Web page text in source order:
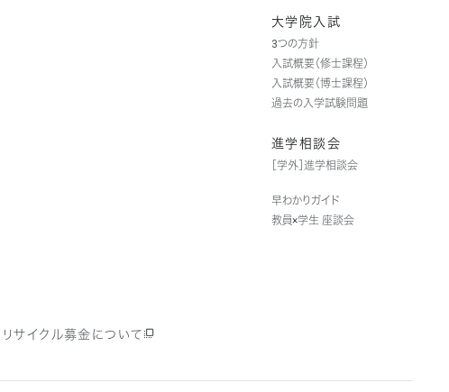
大学院入試
3つの方針
入試概要（修士課程）
入試概要（博士課程）
過去の入学試験問題
進学相談会
［学外］進学相談会
早わかりガイド
教員×学生 座談会
リサイクル募金について